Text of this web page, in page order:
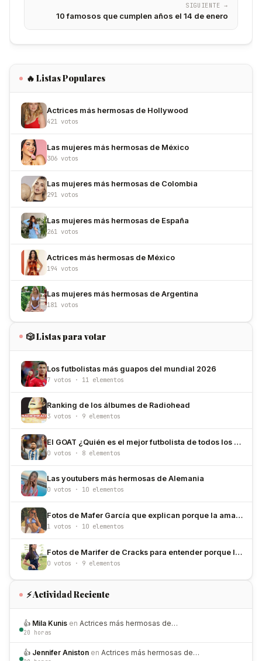
SIGUIENTE →
10 famosos que cumplen años el 14 de enero
🔥 Listas Populares
Actrices más hermosas de Hollywood
421 votos
Las mujeres más hermosas de México
306 votos
Las mujeres más hermosas de Colombia
291 votos
Las mujeres más hermosas de España
261 votos
Actrices más hermosas de México
194 votos
Las mujeres más hermosas de Argentina
181 votos
🎲 Listas para votar
Los futbolistas más guapos del mundial 2026
7 votos · 11 elementos
Ranking de los álbumes de Radiohead
3 votos · 9 elementos
El GOAT ¿Quién es el mejor futbolista de todos los tiempos?
0 votos · 8 elementos
Las youtubers más hermosas de Alemania
0 votos · 10 elementos
Fotos de Mafer García que explican porque la amamos
1 votos · 10 elementos
Fotos de Marifer de Cracks para entender porque la amamos
0 votos · 9 elementos
⚡ Actividad Reciente
👍 Mila Kunis en Actrices más hermosas de…
20 horas
👍 Jennifer Aniston en Actrices más hermosas de…